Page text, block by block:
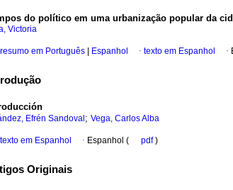
do político em uma urbanização popular da
Victoria
resumo em Português Espanhol · texto em Espanhol ·
Efrén Sandoval ; Vega, Carlos Alba
texto em Espanhol · Espanhol ( pdf)
Originais